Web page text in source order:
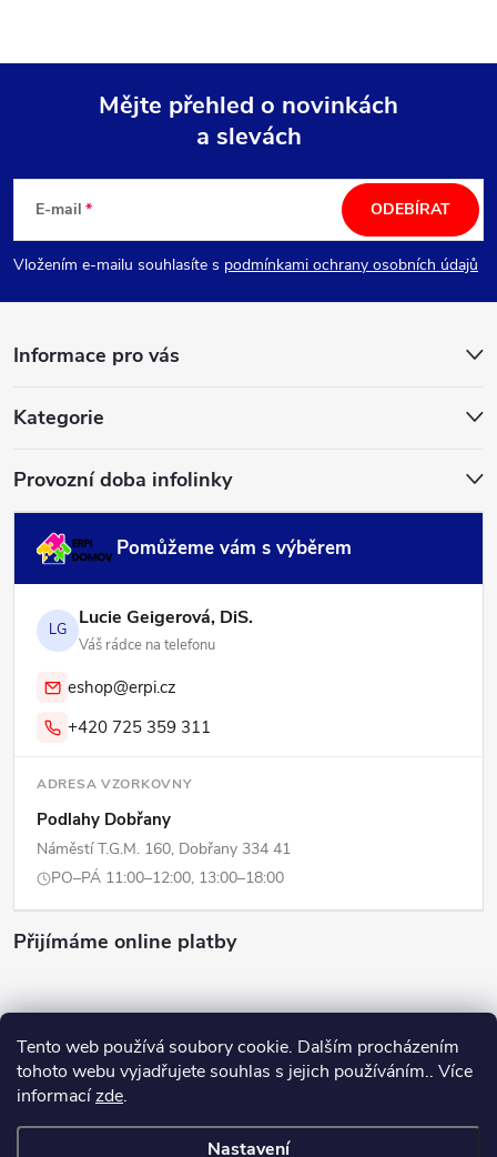
Tento web používá soubory cookie. Dalším procházením
tohoto webu vyjadřujete souhlas s jejich používáním.. Více
informacízde.
Nastavení
p
Mějte přehled o novinkách
a slevách
E-mail
Vložením e-mailu souhlasíte s podmínkami ochrany osobních údajů
ODEBÍRAT
Informace pro vás
Kategorie
Provozní doba infolinky
Pomůžeme vám s výběrem
LG Lucie Geigerová, DiS.
Váš rádce na telefonu
eshop@erpi.cz
+420 725 359 311
ADRESA VZORKOVNY
Podlahy Dobřany
Náměstí T.G.M. 160, Dobřany 334 41
PO–PÁ 11:00–12:00, 13:00–18:00
Přijímáme online platby
Vytvořil Shoptet
Copyright 2026ERPI - Domov. Všechna práva vyhrazena.Upravit